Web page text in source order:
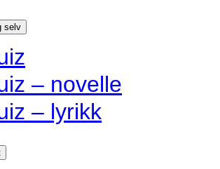
selv
– novelle
– lyrikk